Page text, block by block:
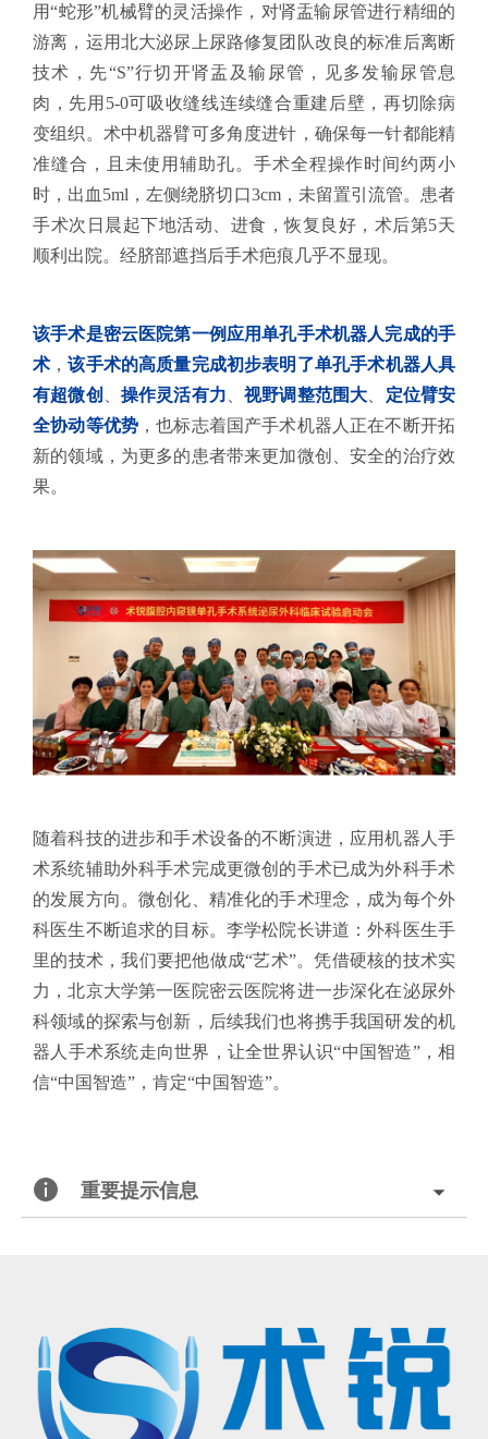
用“蛇形”机械臂的灵活操作，对肾盂输尿管进行精细的
游离，运用北大泌尿上尿路修复团队改良的标准后离断
技术，先“S”行切开肾盂及输尿管，见多发输尿管息
肉，先用5-0可吸收缝线连续缝合重建后壁，再切除病
变组织。术中机器臂可多角度进针，确保每一针都能精
准缝合，且未使用辅助孔。手术全程操作时间约两小
时，出血5ml，左侧绕脐切口3cm，未留置引流管。患者
手术次日晨起下地活动、进食，恢复良好，术后第5天
顺利出院。经脐部遮挡后手术疤痕几乎不显现。
该手术是密云医院第一例应用单孔手术机器人完成的手
术 ，该手术的高质量完成初步表明了单孔手术机器人具
有超微创
操作灵活有力 、视野调整范围大
定位臂安
全协动等优势 ，也标志着国产手术机器人正在不断开拓
新的领域，为更多的患者带来更加微创、安全的治疗效
果。
随着科技的进步和手术设备的不断演进，应用机器人手
术系统辅助外科手术完成更微创的手术已成为外科手术
的发展方向。微创化、精准化的手术理念，成为每个外
科医生不断追求的目标。李学松院长讲道：外科医生手
里的技术，我们要把他做成“艺术”。凭借硬核的技术实
力，北京大学第一医院密云医院将进一步深化在泌尿外
科领域的探索与创新，后续我们也将携手我国研发的机
器人手术系统走向世界，让全世界认识“中国智造”，相
信“中国智造”，肯定“中国智造”。
重要提示信息
的手术操作，请联系北京术锐 机器人股份 有限公司，参加术锐的官方培训计划。患者若想参加术锐 机器人的
注册临床试验，请联系术锐官方合作医院，咨询医生，以确定是否适合术锐®机器人的手术。医生和患者应仔
细了解有关术锐®机器人执行手术及其可能风险的所有信息。